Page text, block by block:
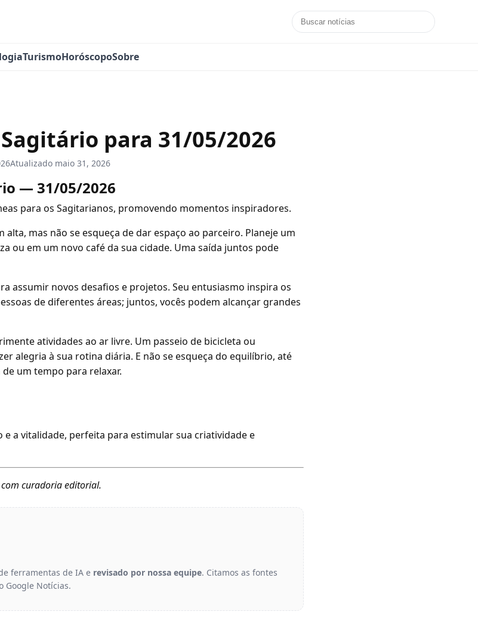
TurismoHoróscopoSobre
para 31/05/2026
Atualizado maio 31, 2026
— 31/05/2026
para os Sagitarianos, promovendo momentos inspiradores.
alta, mas não se esqueça de dar espaço ao parceiro. Planeje um
ou em um novo café da sua cidade. Uma saída juntos pode
assumir novos desafios e projetos. Seu entusiasmo inspira os
de diferentes áreas; juntos, vocês podem alcançar grandes
atividades ao ar livre. Um passeio de bicicleta ou
alegria à sua rotina diária. E não se esqueça do equilíbrio, até
um tempo para relaxar.
a vitalidade, perfeita para estimular sua criatividade e
curadoria editorial.
ferramentas de IA e revisado por nossa equipe. Citamos as fontes
Google Notícias.